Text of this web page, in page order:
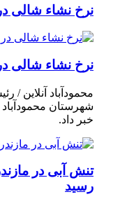
نرخ نشاء شالی
نرخ نشاء شالی
محمودآباد آنلاین
خبر داد.
تنش آبی در
رسيد